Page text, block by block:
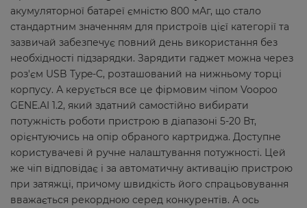
акумуляторної батареї ємністю 800 мАг, що стало
стандартним значенням для пристроїв цієї категорії та
зазвичай забезпечує повний день використання без
необхідності підзарядки. Зарядити гаджет можна через
роз'єм USB Type-C, розташований на нижньому торці
корпусу. А керується все це фірмовим чіпом Voopoo
GENE.AI 1.2, який здатний самостійно вибирати
потужність роботи пристрою в діапазоні 5-20 Вт,
орієнтуючись на опір обраного картриджа. Доступне
користувачеві й ручне налаштування потужності. Цей
же чіп відповідає і за автоматичну активацію пристрою
при затяжці, причому швидкість його спрацьовування
вважається рекордною серед конкурентів. А ось